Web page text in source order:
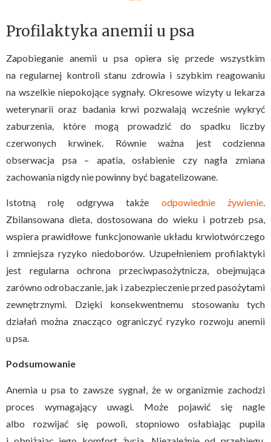
Profilaktyka anemii u psa
Zapobieganie anemii u psa opiera się przede wszystkim
na regularnej kontroli stanu zdrowia i szybkim reagowaniu
na wszelkie niepokojące sygnały. Okresowe wizyty u lekarza
weterynarii oraz badania krwi pozwalają wcześnie wykryć
zaburzenia, które mogą prowadzić do spadku liczby
czerwonych krwinek. Równie ważna jest codzienna
obserwacja psa – apatia, osłabienie czy nagła zmiana
zachowania nigdy nie powinny być bagatelizowane.
Istotną rolę odgrywa także odpowiednie żywienie.
Zbilansowana dieta, dostosowana do wieku i potrzeb psa,
wspiera prawidłowe funkcjonowanie układu krwiotwórczego
i zmniejsza ryzyko niedoborów. Uzupełnieniem profilaktyki
jest regularna ochrona przeciwpasożytnicza, obejmująca
zarówno odrobaczanie, jak i zabezpieczenie przed pasożytami
zewnętrznymi. Dzięki konsekwentnemu stosowaniu tych
działań można znacząco ograniczyć ryzyko rozwoju anemii
u psa.
Podsumowanie
Anemia u psa to zawsze sygnał, że w organizmie zachodzi
proces wymagający uwagi. Może pojawić się nagle
albo rozwijać się powoli, stopniowo osłabiając pupila